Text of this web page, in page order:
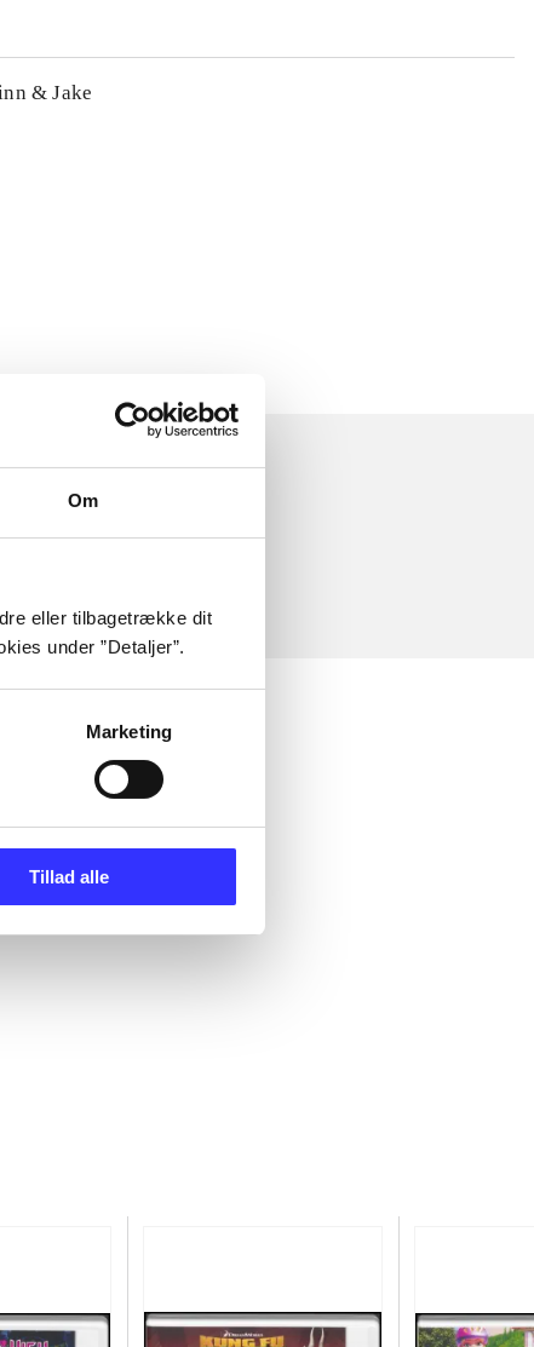
Om
eller tilbagetrække dit
under ”Detaljer”.
Marketing
Tillad alle
& Jake